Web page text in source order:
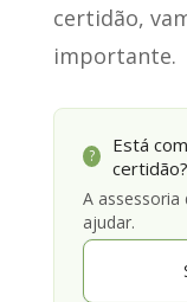
certidão,
importante.
?
Está
certidão?
A
ajudar.